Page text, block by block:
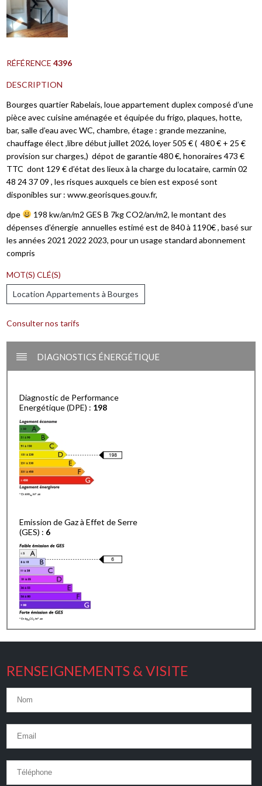
RÉFÉRENCE4396
DESCRIPTION
Bourges quartier Rabelais, loue appartement duplex composé d’une
pièce avec cuisine aménagée et équipée du frigo, plaques, hotte,
bar, salle d’eau avec WC, chambre, étage : grande mezzanine,
chauffage élect ,libre début juillet 2026, loyer 505 € ( 480 € + 25 €
provision sur charges,) dépot de garantie 480 €, honoraires 473 €
TTC dont 129 € d’état des lieux à la charge du locataire, carmin 02
48 24 37 09 , les risques auxquels ce bien est exposé sont
disponibles sur : www.georisques.gouv.fr,
dpe
198 kw/an/m2 GES B 7kg CO2/an/m2, le montant des
dépenses d’énergie annuelles estimé est de 840 à 1190€ , basé sur
les années 2021 2022 2023, pour un usage standard abonnement
compris
MOT(S) CLÉ(S)
Location Appartements à Bourges
Consulter nos tarifs
DIAGNOSTICS ÉNERGÉTIQUE
Diagnostic de Performance
Energétique (DPE) : 198
Emission de Gaz à Effet de Serre
(GES) : 6
RENSEIGNEMENTS & VISITE